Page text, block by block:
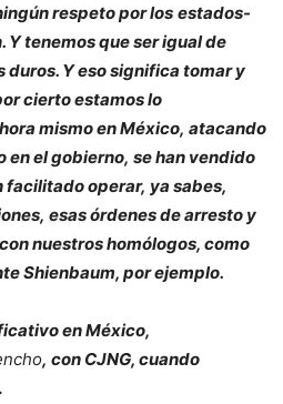
respeto por los estados-
Y tenemos que ser igual de
duros. Y eso significa tomar y
cierto estamos lo
mismo en México, atacando
en el gobierno, se han vendido
facilitado operar, ya sabes,
esas órdenes de arresto y
nuestros homólogos, como
Shienbaum, por ejemplo.
en México,
, con CJNG, cuando